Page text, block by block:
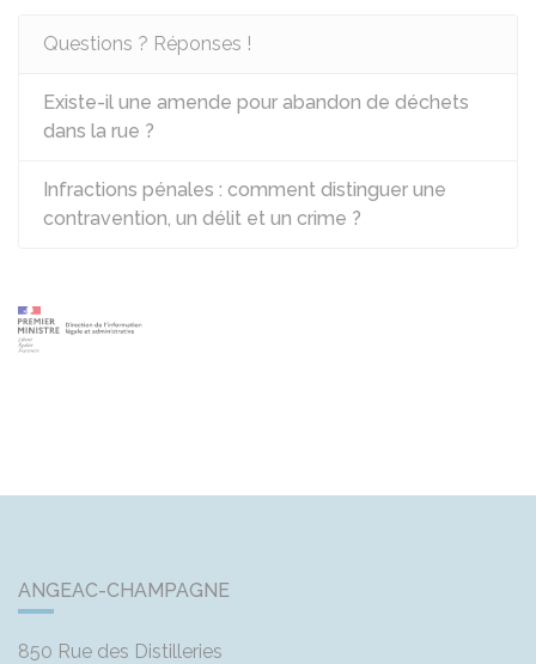
Questions ? Réponses !
Existe-il une amende pour abandon de déchets
dans la rue ?
Infractions pénales : comment distinguer une
contravention, un délit et un crime ?
ANGEAC-CHAMPAGNE
850 Rue des Distilleries